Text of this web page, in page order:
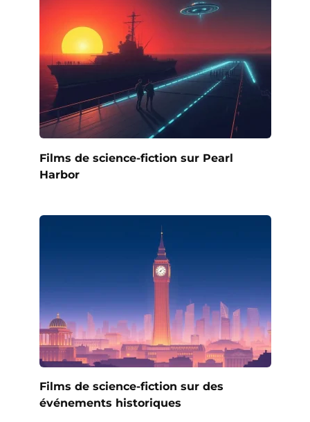
Films de science-fiction sur Pearl
Harbor
Films de science-fiction sur des
événements historiques